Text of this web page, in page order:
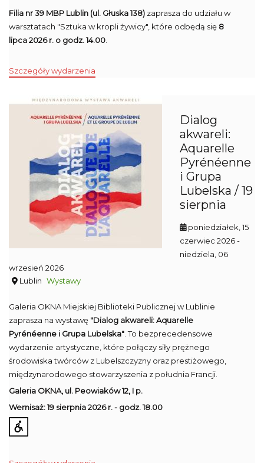
Filia nr 39 MBP Lublin (ul. Głuska 138) zaprasza do udziału w
warsztatach "Sztuka w kropli żywicy", które odbędą się 8
lipca 2026 r. o godz. 14.00
Szczegóły wydarzenia
Dialog
akwareli:
Aquarelle
Pyrénéenne
i Grupa
Lubelska / 19
sierpnia
poniedziałek, 15
czerwiec 2026-
niedziela, 06
wrzesień 2026
Lublin Wystawy
Galeria OKNA Miejskiej Biblioteki Publicznej w Lublinie
zaprasza na wystawę "Dialog akwareli: Aquarelle
Pyrénéenne i Grupa Lubelska" . To bezprecedensowe
wydarzenie artystyczne, które połączy siły prężnego
środowiska twórców z Lubelszczyzny oraz prestiżowego,
międzynarodowego stowarzyszenia z południa Francji.
Galeria OKNA, ul. Peowiaków 12, I p.
Wernisaż: 19 sierpnia 2026 r. - godz. 18.00